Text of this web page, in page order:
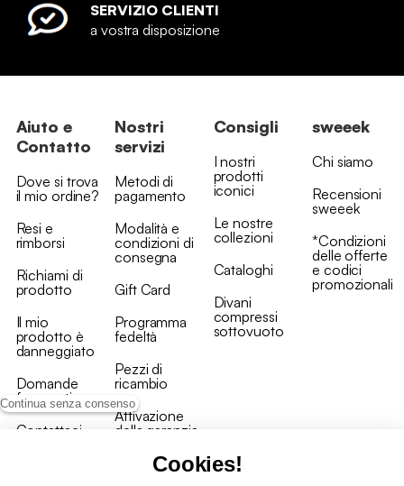
Continua senza consenso
Cookies!
SERVIZIO CLIENTI
a vostra disposizione
Aiuto e
Contatto
Dove si trova
il mio ordine?
Resi e
rimborsi
Richiami di
prodotto
Il mio
prodotto è
danneggiato
Domande
frequenti
Contattaci
Nostri
servizi
Metodi di
pagamento
Modalità e
condizioni di
consegna
Gift Card
Programma
fedeltà
Pezzi di
ricambio
Attivazione
della garanzia
Consigli
I nostri
prodotti
iconici
Le nostre
collezioni
Cataloghi
Divani
compressi
sottovuoto
sweeek
Chi siamo
Recensioni
sweeek
*Condizioni
delle offerte
e codici
promozionali